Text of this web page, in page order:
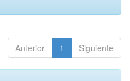
Anterior 1 Siguiente